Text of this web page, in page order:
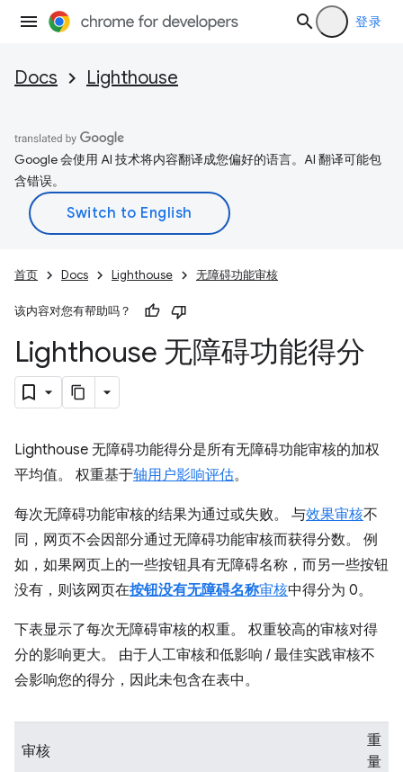
登录
Docs Lighthouse
Google 会使用 AI 技术将内容翻译成您偏好的语言。AI 翻译可能包
含错误。
首页 Docs Lighthouse 无障碍功能审核
该内容对您有帮助吗？
Lighthouse 无障碍功能得分
Lighthouse 无障碍功能得分是所有无障碍功能审核的加权
平均值。 权重基于轴用户影响评估。
每次无障碍功能审核的结果为通过或失败。 与效果审核不
同，网页不会因部分通过无障碍功能审核而获得分数。 例
如，如果网页上的一些按钮具有无障碍名称，而另一些按钮
没有，则该网页在按钮没有无障碍名称审核中得分为 0。
下表显示了每次无障碍审核的权重。 权重较高的审核对得
分的影响更大。 由于人工审核和低影响 / 最佳实践审核不
会影响您的得分，因此未包含在表中。
审核
重
量